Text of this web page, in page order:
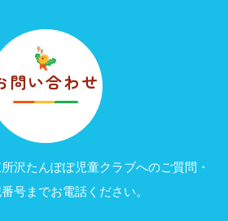
問い合わせ
沢たんぽぽ児童クラブへのご質問・
号までお電話ください。